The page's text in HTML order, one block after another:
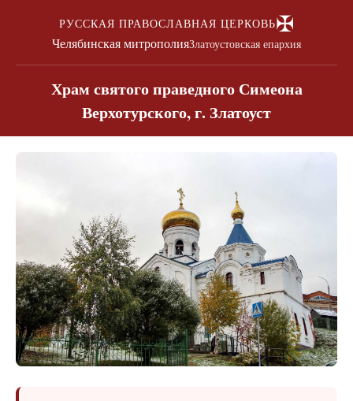
РУССКАЯ ПРАВОСЛАВНАЯ ЦЕРКОВЬ✠
Челябинская митрополияЗлатоустовская епархия
Храм святого праведного Симеона
Верхотурского, г. Златоуст